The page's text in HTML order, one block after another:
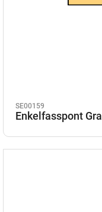
SE00159
Enkelfasspont